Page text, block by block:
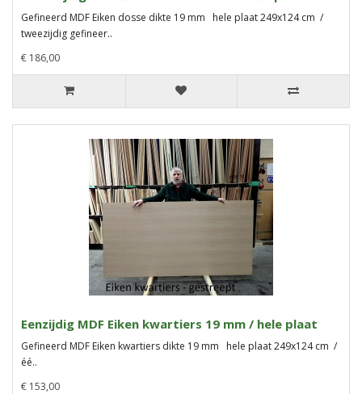
Gefineerd MDF Eiken dosse dikte 19 mm hele plaat 249x124 cm /
tweezijdig gefineer..
€ 186,00
Eenzijdig MDF Eiken kwartiers 19 mm / hele plaat
Gefineerd MDF Eiken kwartiers dikte 19 mm hele plaat 249x124 cm /
éé..
€ 153,00